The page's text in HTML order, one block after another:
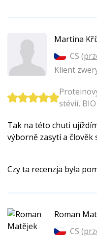
Martina
CS (
Klient
stévií, BIO
Tak na této chuti
výborně zasytí a člověk
Czy ta recenzja była
Roman
CS (